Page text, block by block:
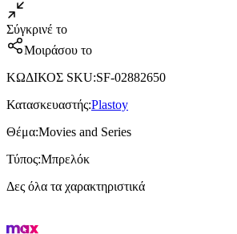
Σύγκρινέ το
Μοιράσου το
ΚΩΔΙΚΟΣ SKU:SF-02882650
Κατασκευαστής:Plastoy
Θέμα:Movies and Series
Τύπος:Μπρελόκ
Δες όλα τα χαρακτηριστικά